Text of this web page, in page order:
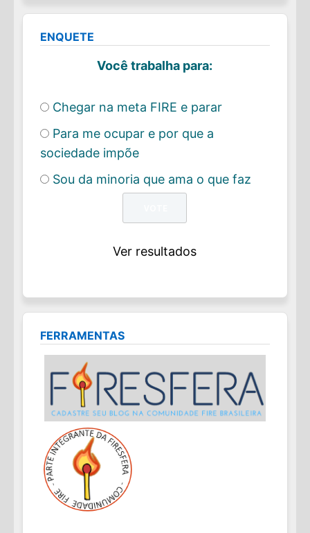
ENQUETE
Você trabalha para:
Chegar na meta FIRE e parar
Para me ocupar e por que a
sociedade impõe
Sou da minoria que ama o que faz
Ver resultados
FERRAMENTAS